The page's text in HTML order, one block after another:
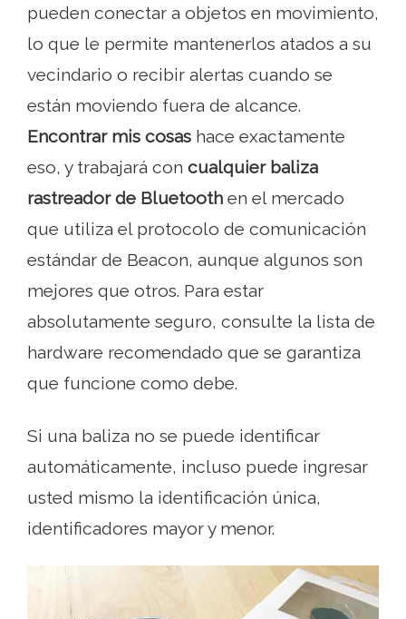
pueden conectar a objetos en movimiento,
lo que le permite mantenerlos atados a su
vecindario o recibir alertas cuando se
están moviendo fuera de alcance.
Encontrar mis cosas hace exactamente
eso, y trabajará con cualquier baliza
rastreador de Bluetooth en el mercado
que utiliza el protocolo de comunicación
estándar de Beacon, aunque algunos son
mejores que otros. Para estar
absolutamente seguro, consulte la lista de
hardware recomendado que se garantiza
que funcione como debe.
Si una baliza no se puede identificar
automáticamente, incluso puede ingresar
usted mismo la identificación única,
identificadores mayor y menor.